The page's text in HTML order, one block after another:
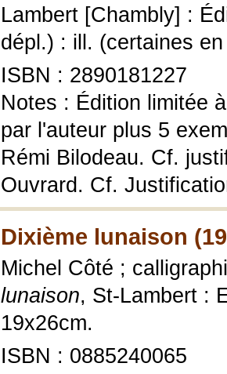
Lambert [Chambly] :
dépl.) : ill. (certaines
ISBN : 2890181227
Notes : Édition limitée
par l'auteur plus 5
Rémi Bilodeau. Cf.
Ouvrard. Cf.
Dixième lunaison
Michel Côté ;
lunaison, St-Lambert :
19x26cm.
ISBN : 0885240065